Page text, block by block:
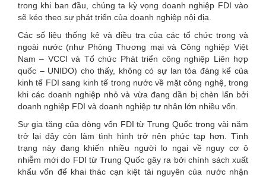
trong khi ban đầu, chúng ta kỳ vọng doanh nghiệp FDI vào
sẽ kéo theo sự phát triển của doanh nghiệp nội địa.
Các số liệu thống kê và điều tra của các tổ chức trong và
ngoài nước (như Phòng Thương mại và Công nghiệp Việt
Nam – VCCI và Tổ chức Phát triển công nghiệp Liên hợp
quốc – UNIDO) cho thấy, không có sự lan tỏa đáng kể của
kinh tế FDI sang kinh tế trong nước về mặt công nghệ, trong
khi các doanh nghiệp nhỏ và vừa đang dần bị chèn lấn bởi
doanh nghiệp FDI và doanh nghiệp tư nhân lớn nhiều vốn.
Sự gia tăng của dòng vốn FDI từ Trung Quốc trong vài năm
trở lại đây còn làm tình hình trở nên phức tạp hơn. Tình
trạng này đang khiến nhiều người lo ngại về nguy cơ ô
nhiễm mới do FDI từ Trung Quốc gây ra bởi chính sách xuất
khẩu vốn để khai thác cạn kiệt tài nguyên của nước nhận